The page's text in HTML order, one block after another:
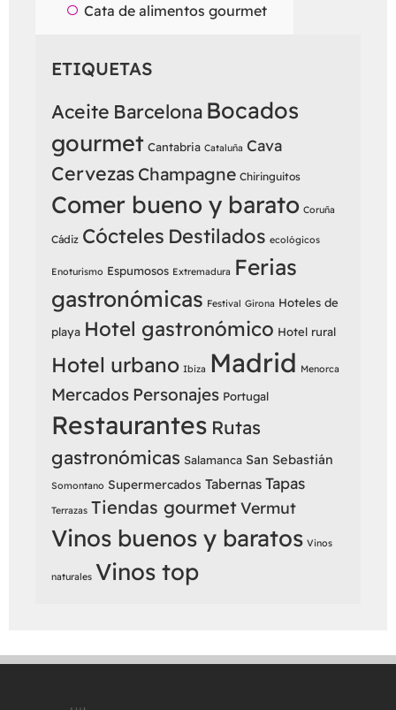
Cata de alimentos gourmet
ETIQUETAS
Aceite Barcelona Bocados
gourmet Cantabria Cataluña Cava
Cervezas Champagne Chiringuitos
Comer bueno y barato Coruña
Cádiz Cócteles Destilados ecológicos
Enoturismo Espumosos Extremadura Ferias
gastronómicas Festival Girona Hoteles de
playa Hotel gastronómico Hotel rural
Hotel urbano Ibiza Madrid Menorca
Mercados Personajes Portugal
Restaurantes Rutas
gastronómicas Salamanca San Sebastián
Somontano Supermercados Tabernas Tapas
Terrazas Tiendas gourmetVermut
Vinos buenos y baratos Vinos
naturales Vinos top